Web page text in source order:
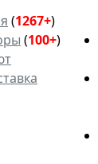
(1267+)
(100+)